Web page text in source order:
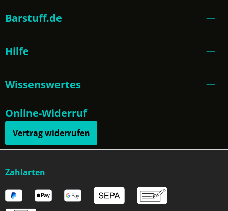
Barstuff.de
Hilfe
Wissenswertes
Online-Widerruf
Vertrag widerrufen
Zahlarten